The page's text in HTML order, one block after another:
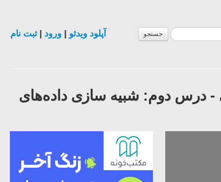
جستجو آپلود ویدئو| ورود| ثبت نام
درس دوم: شبیه سازی داده‌های